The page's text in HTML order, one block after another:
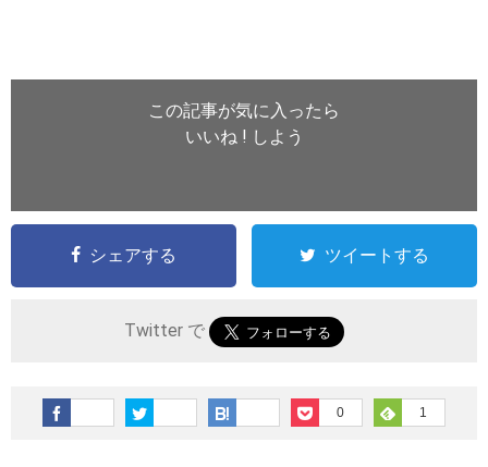
この記事が気に入ったら
いいね ! しよう
シェアする ツイートする
Twitter で
0 1